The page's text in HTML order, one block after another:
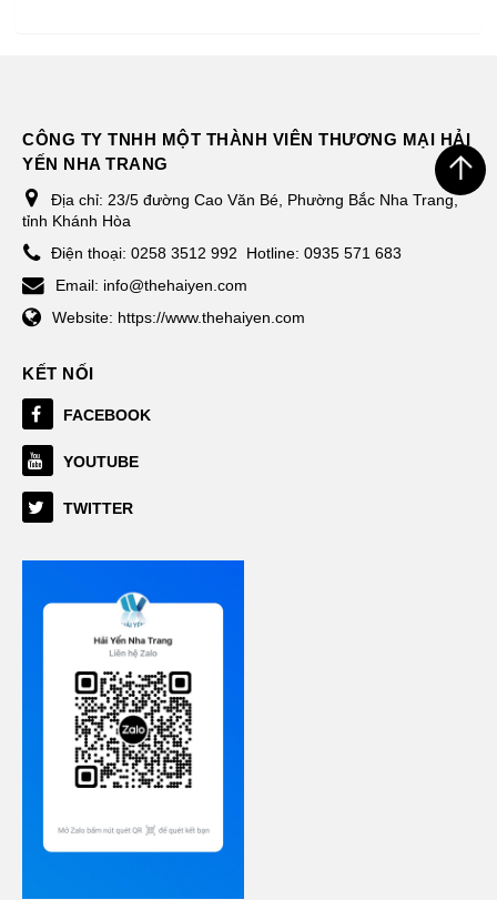
CÔNG TY TNHH MỘT THÀNH VIÊN THƯƠNG MẠI HẢI
YẾN NHA TRANG
Địa chỉ: 23/5 đường Cao Văn Bé, Phường Bắc Nha Trang,
tỉnh Khánh Hòa
Điện thoại: 0258 3512 992
Hotline: 0935 571 683
Email: info@thehaiyen.com
Website: https://www.thehaiyen.com
KẾT NỐI
FACEBOOK
YOUTUBE
TWITTER